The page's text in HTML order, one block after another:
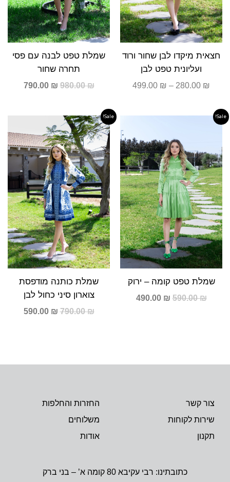
חצאית מיקדו לבן שחור ורוד
ועליונית טפט לבן
280.00 ₪
–
499.00 ₪
שמלת טפט לבנה עם פסי
תחרה שחור
980.00₪
790.00 ₪
Sale!
שמלת טפט קומה – ירוק
590.00₪
היה:
590.00 ₪.
490.00 ₪
המחיר
הנוכחי
הוא:
490.00 ₪.
Sale!
שמלת כותנה מודפסת
צוארון סיני כחול לבן
790.00₪
המקורי
היה:
790.00 ₪.
590.00 ₪
הנוכחי
הוא:
₪.
צור קשר
שירות לקוחות
תקנון
החזרות והחלפות
משלוחים
אודות
כתובתינו: רבי עקיבא 80 קומה א’ – בני ברק